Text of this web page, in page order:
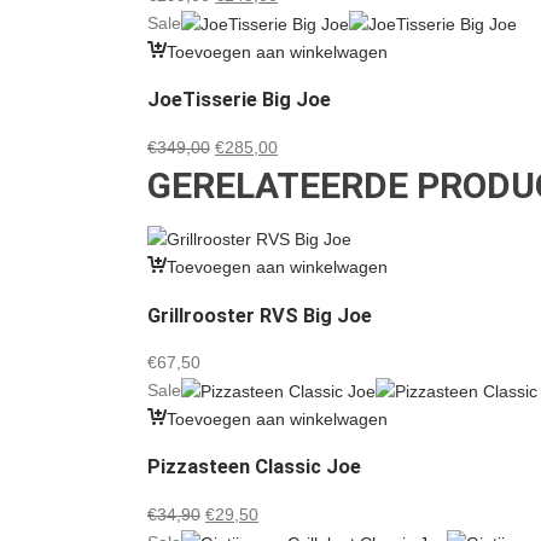
prijs
was:
prijs
is:
Sale
Toevoegen aan winkelwagen
JoeTisserie Big Joe
€349,00 Oorspronkelijke
prijs
was:
€349,00.
€285,00Huidige
prijs
is:
€285,00.
GERELATEERDE
Toevoegen aan winkelwagen
Grillrooster RVS Big Joe
€67,50
Sale
Toevoegen aan winkelwagen
Pizzasteen Classic Joe
€34,90 Oorspronkelijke
€29,50Huidige